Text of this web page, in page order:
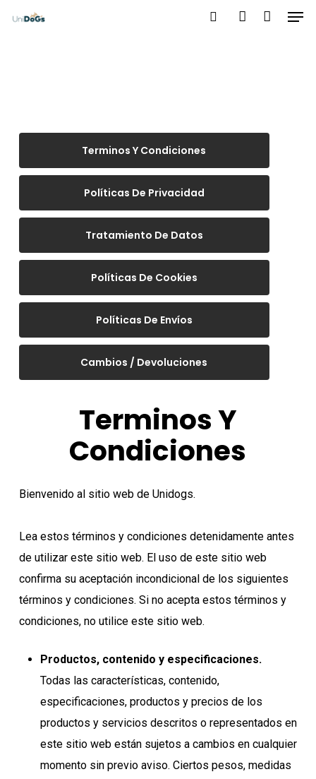
Terminos Y Condiciones
Políticas De Privacidad
Tratamiento De Datos
Políticas De Cookies
Políticas De Envíos
Cambios / Devoluciones
Terminos Y
Condiciones
Bienvenido al sitio web de Unidogs.
Lea estos términos y condiciones detenidamente antes
de utilizar este sitio web. El uso de este sitio web
confirma su aceptación incondicional de los siguientes
términos y condiciones. Si no acepta estos términos y
condiciones, no utilice este sitio web.
Productos, contenido y especificaciones.
Todas las características, contenido,
especificaciones, productos y precios de los
productos y servicios descritos o representados en
este sitio web están sujetos a cambios en cualquier
momento sin previo aviso. Ciertos pesos, medidas